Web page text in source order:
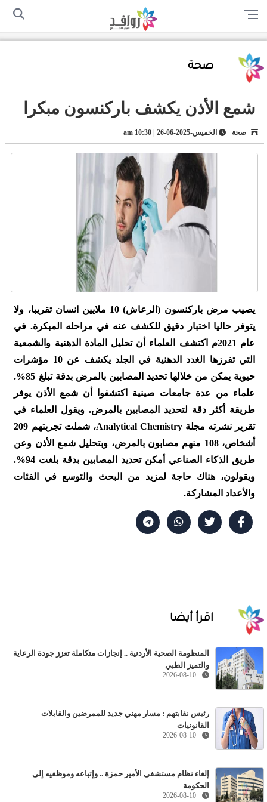
الرئيسية سياسة الخصوصية
صحة
شمع الأذن يكشف باركنسون مبكرا
صحة الخميس-2025-06-26 | 10:30 am
يصيب مرض باركنسون (الرعاش) 10 ملايين انسان تقريبا، ولا
يتوفر حاليا اختبار دقيق للكشف عنه في مراحله المبكرة. في
عام 2021م اكتشف العلماء أن تحليل المادة الدهنية والشمعية
التي تفرزها الغدد الدهنية في الجلد يكشف عن 10 مؤشرات
حيوية يمكن من خلالها تحديد المصابين بالمرض بدقة تبلغ 85%.
علماء من عدة جامعات صينية اكتشفوا أن شمع الأذن يوفر
طريقة أكثر دقة لتحديد المصابين بالمرض. ويقول العلماء في
تقرير نشرته مجلة Analytical Chemistry، شملت تجربتهم 209
أشخاص، 108 منهم مصابون بالمرض، وبتحليل شمع الأذن وعن
طريق الذكاء الصناعي أمكن تحديد المصابين بدقة بلغت 94%.
ويقولون، هناك حاجة لمزيد من البحث والتوسع في الفئات
والأعداد المشاركة.
اقرأ أيضا
المنظومة الصحية الأردنية .. إنجازات متكاملة تعزز جودة الرعاية
والتميز الطبي
2026-08-10
رئيس نقابتهم : مسار مهني جديد للممرضين والقابلات
القانونيات
2026-08-10
إلغاء نظام مستشفى الأمير حمزة .. وإتباعه وموظفيه إلى
الحكومة
2026-08-10